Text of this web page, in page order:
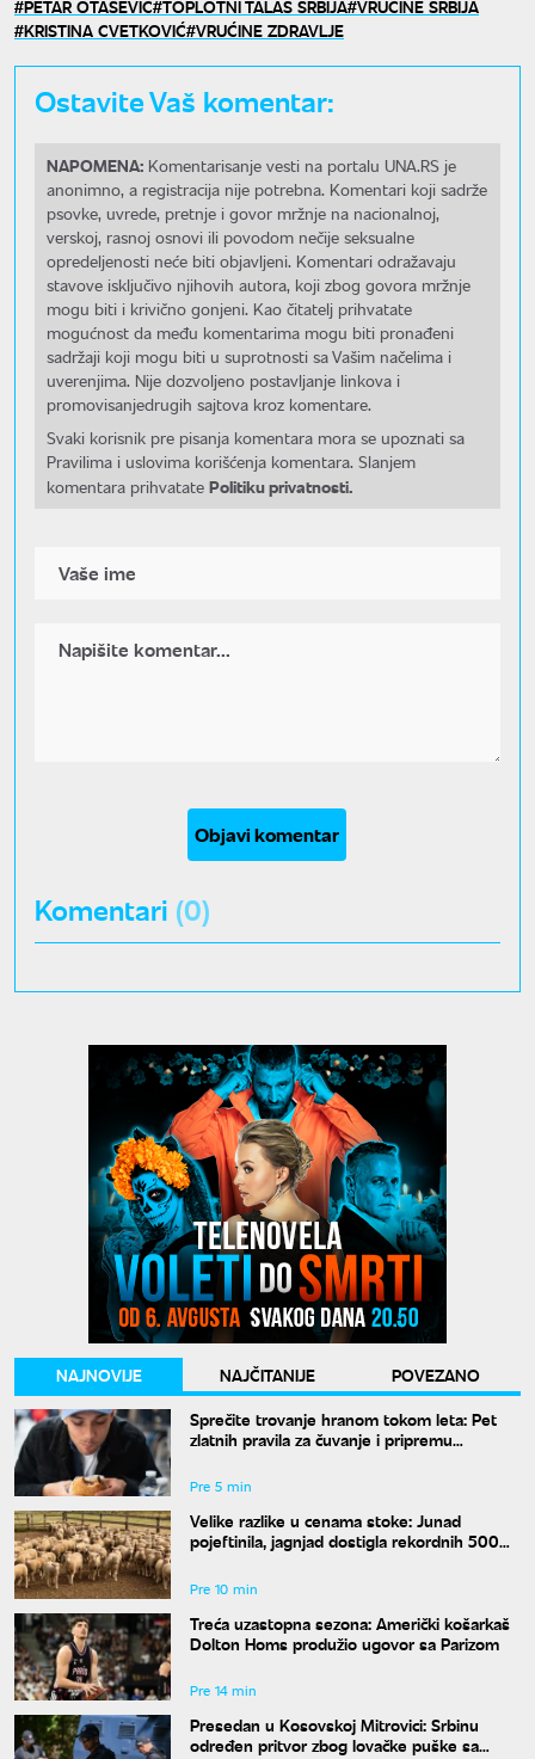
PETAR OTAŠEVIĆ TOPLOTNI TALAS SRBIJA VRUĆINE SRBIJA
KRISTINA CVETKOVIĆ VRUĆINE ZDRAVLJE
Ostavite Vaš komentar:
NAPOMENA: Komentarisanje vesti na portalu UNA.RS je
anonimno, a registracija nije potrebna. Komentari koji sadrže
psovke, uvrede, pretnje i govor mržnje na nacionalnoj,
verskoj, rasnoj osnovi ili povodom nečije seksualne
opredeljenosti neće biti objavljeni. Komentari odražavaju
stavove isključivo njihovih autora, koji zbog govora mržnje
mogu biti i krivično gonjeni. Kao čitatelj prihvatate
mogućnost da među komentarima mogu biti pronađeni
sadržaji koji mogu biti u suprotnosti sa Vašim načelima i
uverenjima. Nije dozvoljeno postavljanje linkova i
promovisanjedrugih sajtova kroz komentare.
Svaki korisnik pre pisanja komentara mora se upoznati sa
Pravilima i uslovima korišćenja komentara. Slanjem
komentara prihvatate Politiku privatnosti.
Objavi komentar
Komentari (0)
NAJNOVIJE NAJČITANIJE
POVEZANO
Sprečite trovanje hranom tokom leta: Pet
zlatnih pravila za čuvanje i pripremu
Pre 5 min
Velike razlike u cenama stoke: Junad
pojeftinila, jagnjad dostigla rekordnih 500
Pre 10 min
Treća uzastopna sezona: Američki košarkaš
Dolton Homs produžio ugovor sa Parizom
Pre 14 min
Presedan u Kosovskoj Mitrovici: Srbinu
određen pritvor zbog lovačke puške sa